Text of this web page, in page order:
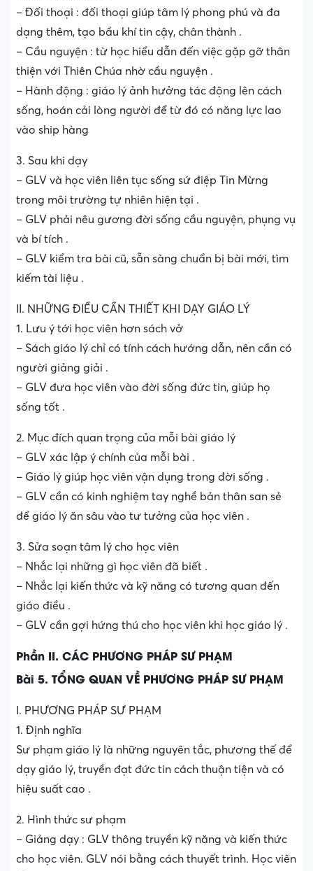
– Đối thoại : đối thoại giúp tâm lý phong phú và đa
dạng thêm, tạo bầu khí tin cậy, chân thành .
– Cầu nguyện : từ học hiểu dẫn đến việc gặp gỡ thân
thiện với Thiên Chúa nhờ cầu nguyện .
– Hành động : giáo lý ảnh hưởng tác động lên cách
sống, hoán cải lòng người để từ đó có năng lực lao
vào ship hàng
3. Sau khi dạy
– GLV và học viên liên tục sống sứ điệp Tin Mừng
trong môi trường tự nhiên hiện tại .
– GLV phải nêu gương đời sống cầu nguyện, phụng vụ
và bí tích .
– GLV kiểm tra bài cũ, sẵn sàng chuẩn bị bài mới, tìm
kiếm tài liệu .
II. NHỮNG ĐIỀU CẦN THIẾT KHI DẠY GIÁO LÝ
1. Lưu ý tới học viên hơn sách vở
– Sách giáo lý chỉ có tính cách hướng dẫn, nên cần có
người giảng giải .
– GLV đưa học viên vào đời sống đức tin, giúp họ
sống tốt .
2. Mục đích quan trọng của mỗi bài giáo lý
– GLV xác lập ý chính của mỗi bài .
– Giáo lý giúp học viên vận dụng trong đời sống .
– GLV cần có kinh nghiệm tay nghề bản thân san sẻ
để giáo lý ăn sâu vào tư tưởng của học viên .
3. Sửa soạn tâm lý cho học viên
– Nhắc lại những gì học viên đã biết .
– Nhắc lại kiến thức và kỹ năng có tương quan đến
giáo điều .
– GLV cần gợi hứng thú cho học viên khi học giáo lý .
Phần II. CÁC PHƯƠNG PHÁP SƯ PHẠM
Bài 5. TỔNG QUAN VỀ PHƯƠNG PHÁP SƯ PHẠM
I. PHƯƠNG PHÁP SƯ PHẠM
1. Định nghĩa
Sư phạm giáo lý là những nguyên tắc, phương thế để
dạy giáo lý, truyền đạt đức tin cách thuận tiện và có
hiệu suất cao .
2. Hình thức sư phạm
– Giảng dạy : GLV thông truyền kỹ năng và kiến thức
cho học viên. GLV nói bằng cách thuyết trình. Học viên